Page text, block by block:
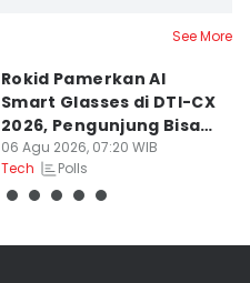
See More
Rokid Pamerkan AI
Smart Glasses di DTI-CX
2026, Pengunjung Bisa
Coba
06 Agu 2026, 07:20 WIB
Tech
Polls